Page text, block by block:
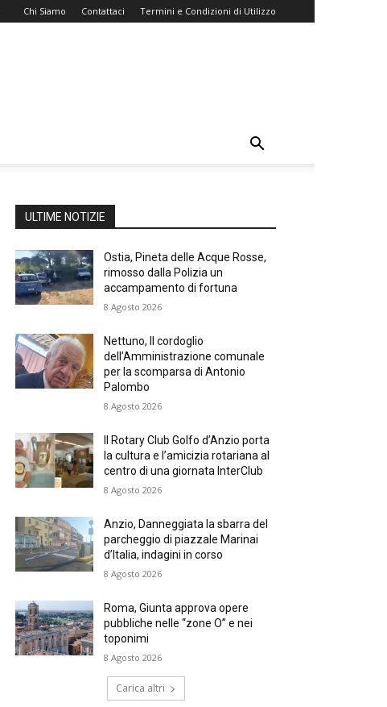
Chi Siamo Contattaci Termini e Condizioni di Utilizzo
ULTIME NOTIZIE
Ostia, Pineta delle Acque Rosse,
rimosso dalla Polizia un
accampamento di fortuna
8 Agosto 2026
Nettuno, Il cordoglio
dell’Amministrazione comunale
per la scomparsa di Antonio
Palombo
8 Agosto 2026
Il Rotary Club Golfo d’Anzio porta
la cultura e l’amicizia rotariana al
centro di una giornata InterClub
8 Agosto 2026
Anzio, Danneggiata la sbarra del
parcheggio di piazzale Marinai
d’Italia, indagini in corso
8 Agosto 2026
Roma, Giunta approva opere
pubbliche nelle “zone O” e nei
toponimi
8 Agosto 2026
Carica altri